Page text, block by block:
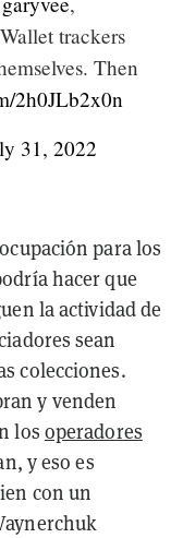
trackers
Then
2h0JLb2x0n
31, 2022
para los
hacer que
la actividad de
sean
colecciones.
y venden
los operadores
y eso es
con un